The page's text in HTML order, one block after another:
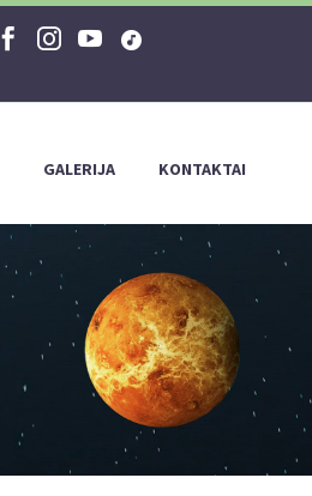
GALERIJA KONTAKTAI